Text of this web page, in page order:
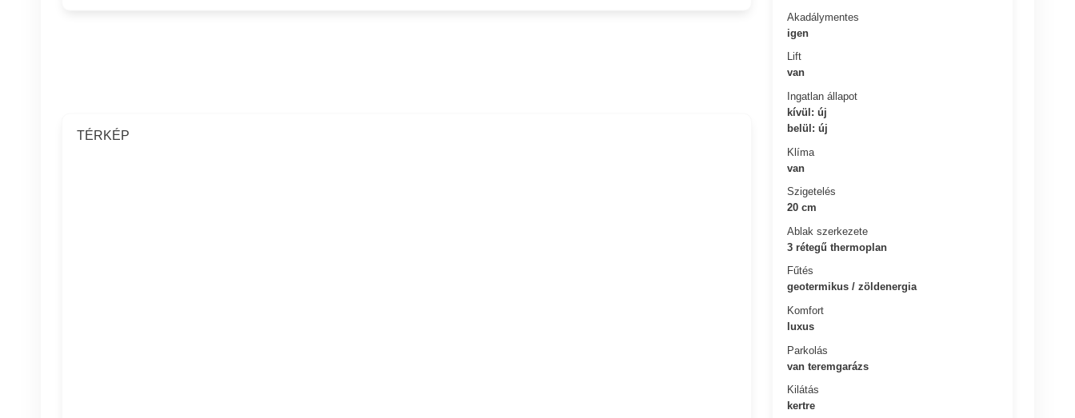
Akadálymentes
igen
Lift
van
Ingatlan állapot
kívül: új
belül: új
Klíma
van
Szigetelés
20 cm
Ablak szerkezete
3 rétegű thermoplan
Fűtés
geotermikus / zöldenergia
Komfort
luxus
Parkolás
van teremgarázs
Kilátás
kertre
TÉRKÉP